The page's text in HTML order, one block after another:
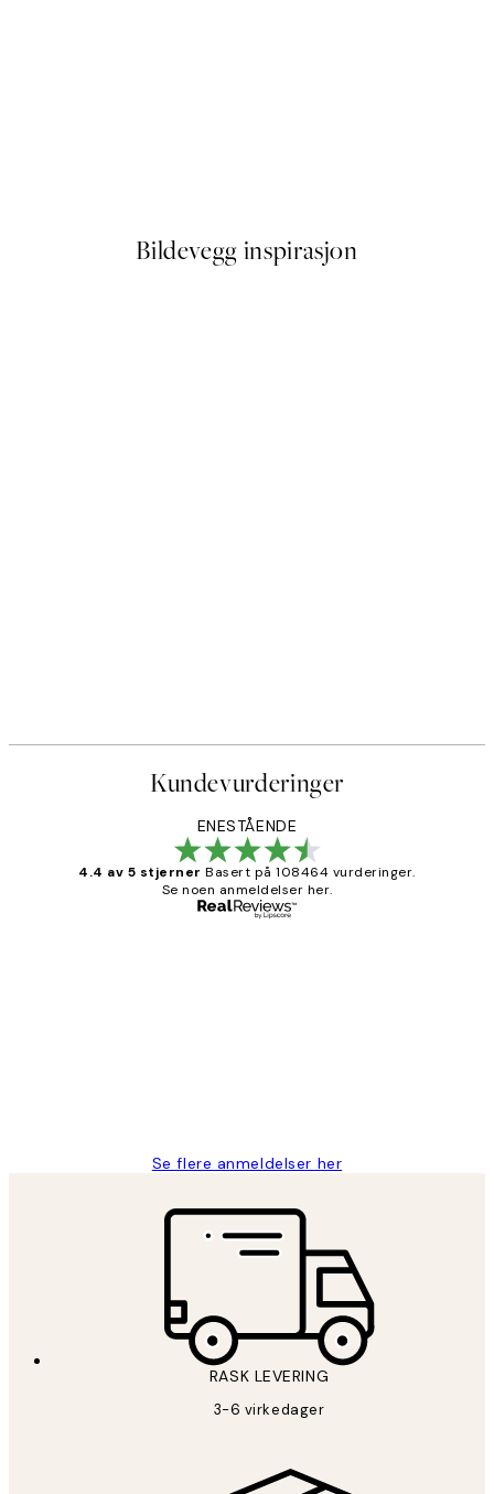
Bildevegg inspirasjon
Kundevurderinger
ENESTÅENDE
4.4 av 5 stjerner Basert på 108464 vurderinger.
Se noen anmeldelser her.
Se flere anmeldelser her
RASK LEVERING
3-6 virkedager